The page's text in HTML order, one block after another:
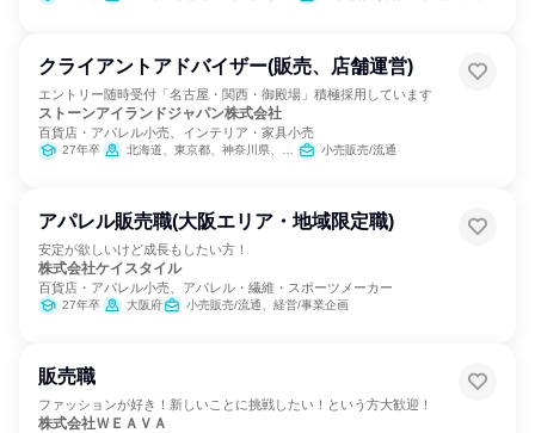
クライアントアドバイザー(販売、店舗運営)
エントリー随時受付「名古屋・関西・御殿場」積極採用しています
ストーンアイランドジャパン株式会社
百貨店・アパレル小売、インテリア・家具小売
27年卒 北海道、東京都、神奈川県、静岡県、愛知県、京都府、大阪府、福岡県 小売販売/流通
アパレル販売職(大阪エリア・地域限定職)
安定が欲しいけど成長もしたい方！
株式会社ケイスタイル
百貨店・アパレル小売、アパレル・繊維・スポーツメーカー
27年卒 大阪府 小売販売/流通、経営/事業企画
販売職
ファッションが好き！新しいことに挑戦したい！という方大歓迎！
株式会社ＷＥＡＶＡ